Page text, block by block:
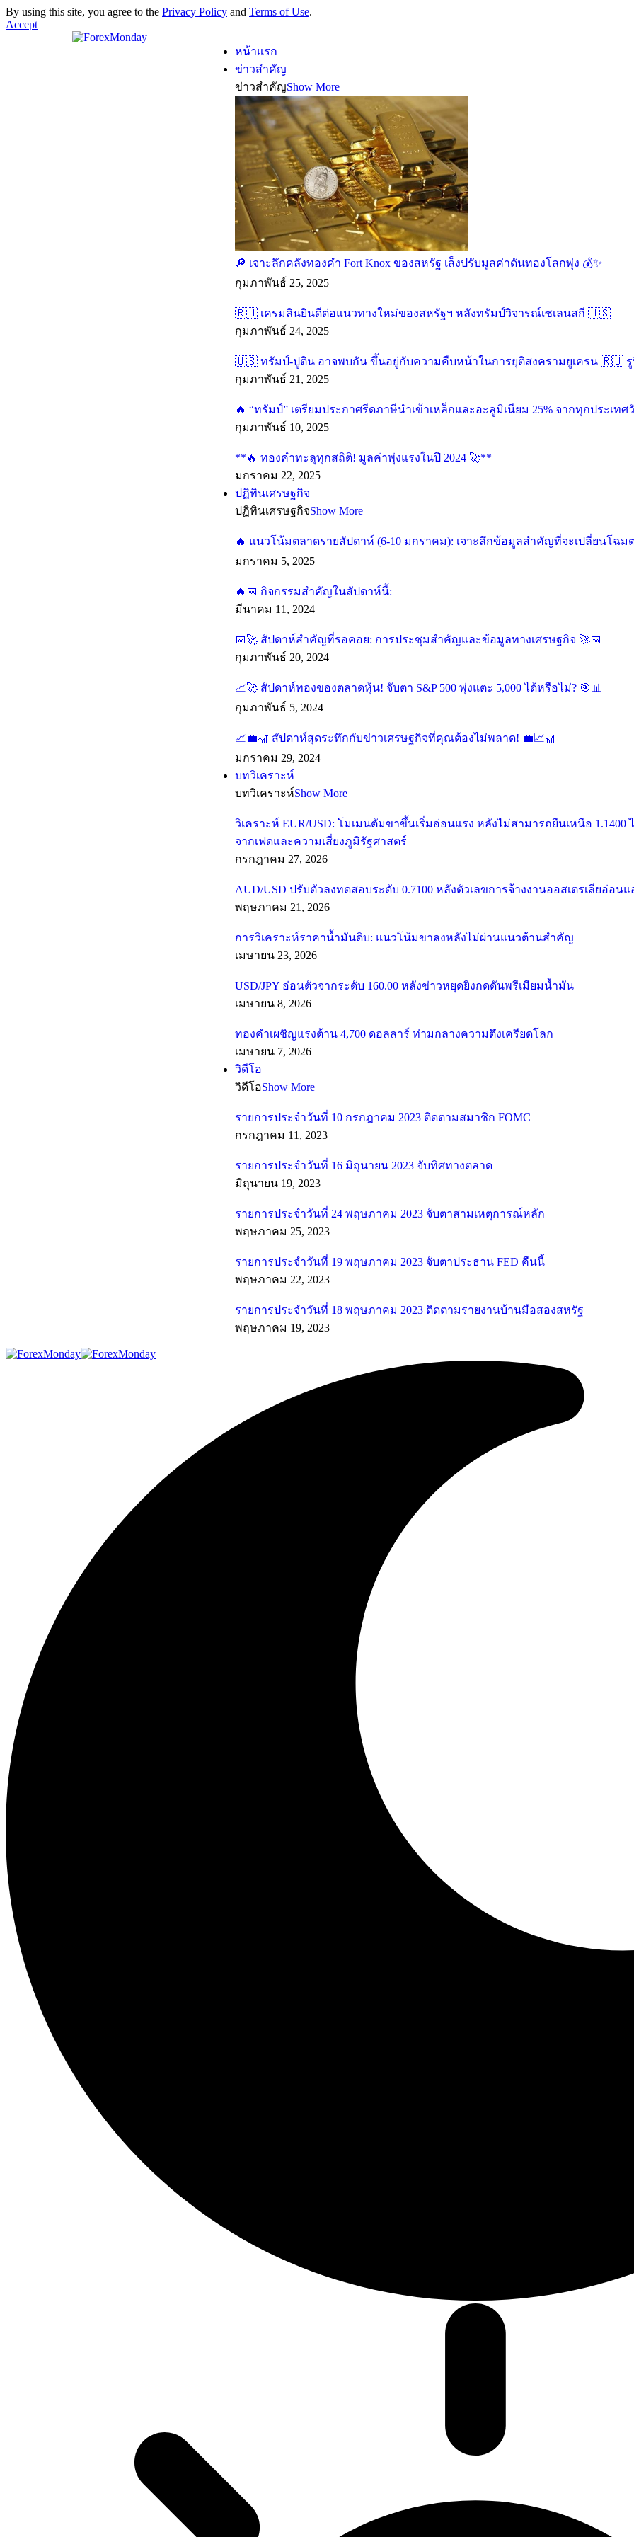
By using this site, you agree to the Privacy Policy and Terms of Use.
Accept
หน้าแรก
ข่าวสำคัญ
ข่าวสำคัญShow More
🔎 เจาะลึกคลังทองคำ Fort Knox ของสหรัฐ เล็งปรับมูลค่าดันทองโลกพุ่ง 💰✨
กุมภาพันธ์ 25, 2025
🇷🇺 เครมลินยินดีต่อแนวทางใหม่ของสหรัฐฯ หลังทรัมป์วิจารณ์เซเลนสกี 🇺🇸
กุมภาพันธ์ 24, 2025
🇺🇸 ทรัมป์-ปูติน อาจพบกัน ขึ้นอยู่กับความคืบหน้าในการยุติสงครามยูเครน 🇷🇺 รู
กุมภาพันธ์ 21, 2025
🔥 “ทรัมป์” เตรียมประกาศรีดภาษีนำเข้าเหล็กและอะลูมิเนียม 25% จากทุกประเท
กุมภาพันธ์ 10, 2025
**🔥 ทองคำทะลุทุกสถิติ! มูลค่าพุ่งแรงในปี 2024 🚀**
มกราคม 22, 2025
ปฏิทินเศรษฐกิจ
ปฏิทินเศรษฐกิจShow More
🔥 แนวโน้มตลาดรายสัปดาห์ (6-10 มกราคม): เจาะลึกข้อมูลสำคัญที่จะเปลี่ยนโฉม
มกราคม 5, 2025
🔥📅 กิจกรรมสำคัญในสัปดาห์นี้:
มีนาคม 11, 2024
📅🚀 สัปดาห์สำคัญที่รอคอย: การประชุมสำคัญและข้อมูลทางเศรษฐกิจ 🚀📅
กุมภาพันธ์ 20, 2024
📈🚀 สัปดาห์ทองของตลาดหุ้น! จับตา S&P 500 พุ่งแตะ 5,000 ได้หรือไม่? 🎯📊
กุมภาพันธ์ 5, 2024
📈💼🎢 สัปดาห์สุดระทึกกับข่าวเศรษฐกิจที่คุณต้องไม่พลาด! 💼📈🎢
มกราคม 29, 2024
บทวิเคราะห์
บทวิเคราะห์Show More
วิเคราะห์ EUR/USD: โมเมนตัมขาขึ้นเริ่มอ่อนแรง หลังไม่สามารถยืนเหนือ 1.1400
จากเฟดและความเสี่ยงภูมิรัฐศาสตร์
กรกฎาคม 27, 2026
AUD/USD ปรับตัวลงทดสอบระดับ 0.7100 หลังตัวเลขการจ้างงานออสเตรเลียอ่อน
พฤษภาคม 21, 2026
การวิเคราะห์ราคาน้ำมันดิบ: แนวโน้มขาลงหลังไม่ผ่านแนวต้านสำคัญ
เมษายน 23, 2026
USD/JPY อ่อนตัวจากระดับ 160.00 หลังข่าวหยุดยิงกดดันพรีเมียมน้ำมัน
เมษายน 8, 2026
ทองคำเผชิญแรงต้าน 4,700 ดอลลาร์ ท่ามกลางความตึงเครียดโลก
เมษายน 7, 2026
วิดีโอ
วิดีโอShow More
รายการประจำวันที่ 10 กรกฎาคม 2023 ติดตามสมาชิก FOMC
กรกฎาคม 11, 2023
รายการประจำวันที่ 16 มิถุนายน 2023 จับทิศทางตลาด
มิถุนายน 19, 2023
รายการประจำวันที่ 24 พฤษภาคม 2023 จับตาสามเหตุการณ์หลัก
พฤษภาคม 25, 2023
รายการประจำวันที่ 19 พฤษภาคม 2023 จับตาประธาน FED คืนนี้
พฤษภาคม 22, 2023
รายการประจำวันที่ 18 พฤษภาคม 2023 ติดตามรายงานบ้านมือสองสหรัฐ
พฤษภาคม 19, 2023